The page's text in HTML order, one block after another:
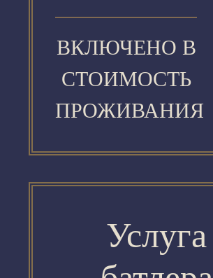
ВКЛЮЧЕНО В
СТОИМОСТЬ
ПРОЖИВАНИЯ
Услуга